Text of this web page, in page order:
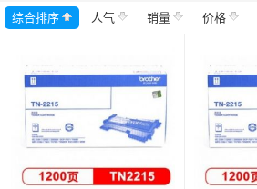
网御星云/Leadsec
方正/
众色/ZS
彩格
立思辰/LANXUM
安普印/SecuPrint
得印/
绘威
标拓 赛格 丽
南天/Nantian
科源 盈
综合排序 人气 销量 价格